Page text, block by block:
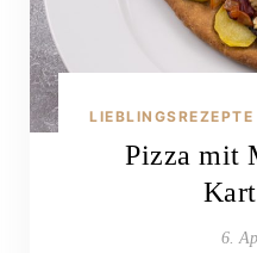
LIEBLINGSREZEPTE
Pizza mit
6.